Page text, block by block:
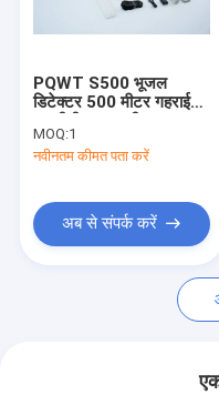
कारखाना दौरा
हमसे संपर्क करें
मामले
जल पाइपलाइन रिसाव डिटेक्टर
PQWT S500 भूजल
डिटेक्टर 500 मीटर गहराई
MOQ:1
नवीनतम कीमत पता करें
अब से संपर्क करें